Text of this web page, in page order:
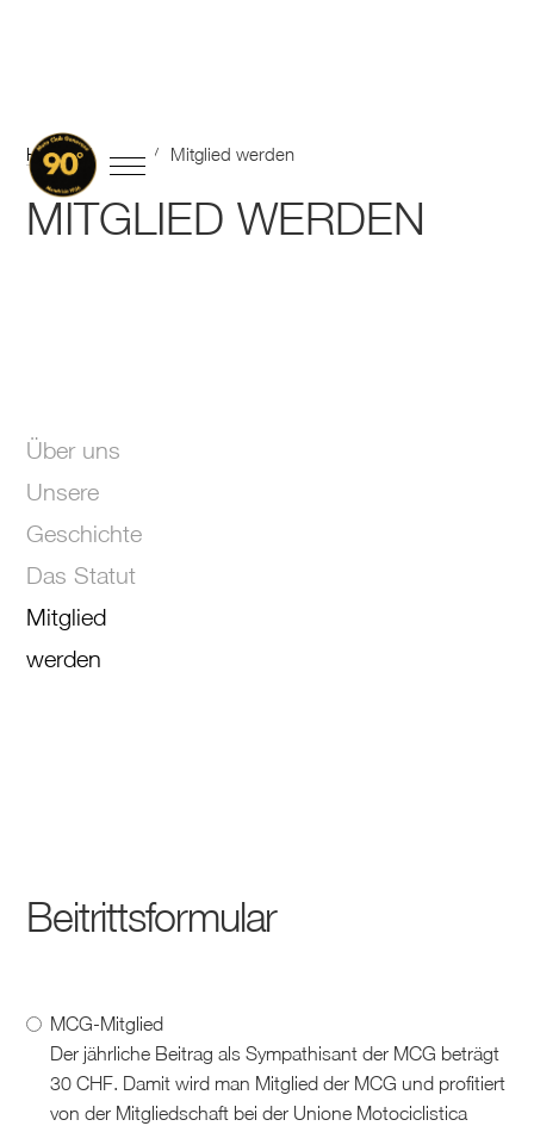
Home / Club / Mitglied werden
MITGLIED WERDEN
Über uns
Unsere
Geschichte
Das Statut
Mitglied
werden
Beitrittsformular
MCG-Mitglied
Der jährliche Beitrag als Sympathisant der MCG beträgt
30 CHF. Damit wird man Mitglied der MCG und profitiert
von der Mitgliedschaft bei der Unione Motociclistica